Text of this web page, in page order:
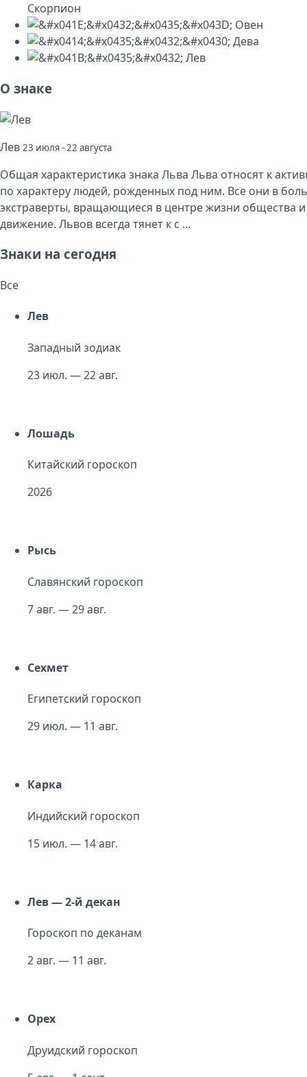
Скорпион
Овен
Дева
Лев
О знаке
Лев 23 июля - 22 августа
Общая характеристика знака Льва Льва относят к
по характеру людей, рожденных под ним. Все они в
экстраверты, вращающиеся в центре жизни общества
движение. Львов всегда тянет к с ...
Знаки на сегодня
Все
Лев
Западный зодиак
23 июл. — 22 авг.
Лошадь
Китайский гороскоп
2026
Рысь
Славянский гороскоп
7 авг. — 29 авг.
Сехмет
Египетский гороскоп
29 июл. — 11 авг.
Карка
Индийский гороскоп
15 июл. — 14 авг.
Лев — 2-й декан
Гороскоп по деканам
2 авг. — 11 авг.
Орех
Друидский гороскоп